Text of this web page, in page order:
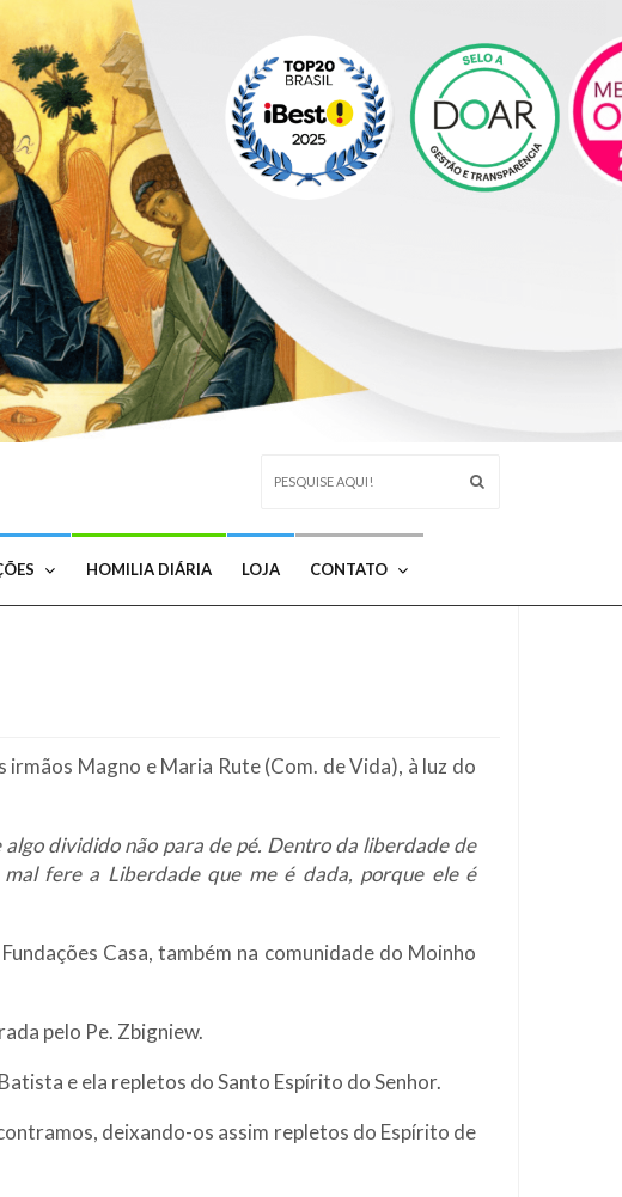
HOMILIA DIÁRIA LOJA CONTATO
Magno e Maria Rute (Com. de Vida), à luz do
algo dividido não para de pé. Dentro da liberdade de
fere a Liberdade que me é dada, porque ele é
Casa, também na comunidade do Moinho
pelo Pe. Zbigniew.
e ela repletos do Santo Espírito do Senhor.
deixando-os assim repletos do Espírito de